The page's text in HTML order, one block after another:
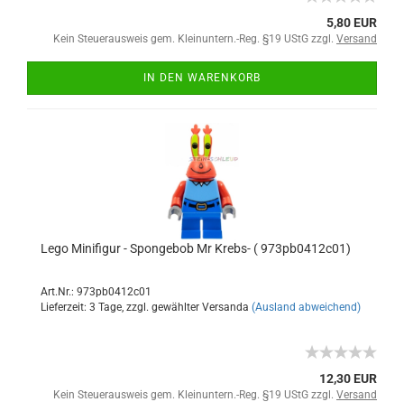
5,80 EUR
Kein Steuerausweis gem. Kleinuntern.-Reg. §19 UStG zzgl. Versand
IN DEN WARENKORB
Lego Minifigur - Spongebob Mr Krebs- ( 973pb0412c01)
Art.Nr.: 973pb0412c01
Lieferzeit: 3 Tage, zzgl. gewählter Versanda (Ausland abweichend)
12,30 EUR
Kein Steuerausweis gem. Kleinuntern.-Reg. §19 UStG zzgl. Versand